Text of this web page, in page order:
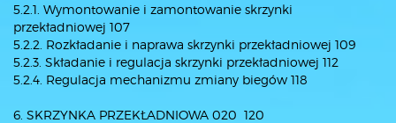
5.2.1. Wymontowanie i zamontowanie skrzynki
przekładniowej 107
5.2.2. Rozkładanie i naprawa skrzynki przekładniowej 109
5.2.3. Składanie i regulacja skrzynki przekładniowej 112
5.2.4. Regulacja mechanizmu zmiany biegów 118
6. SKRZYNKA PRZEKŁADNIOWA 020 120